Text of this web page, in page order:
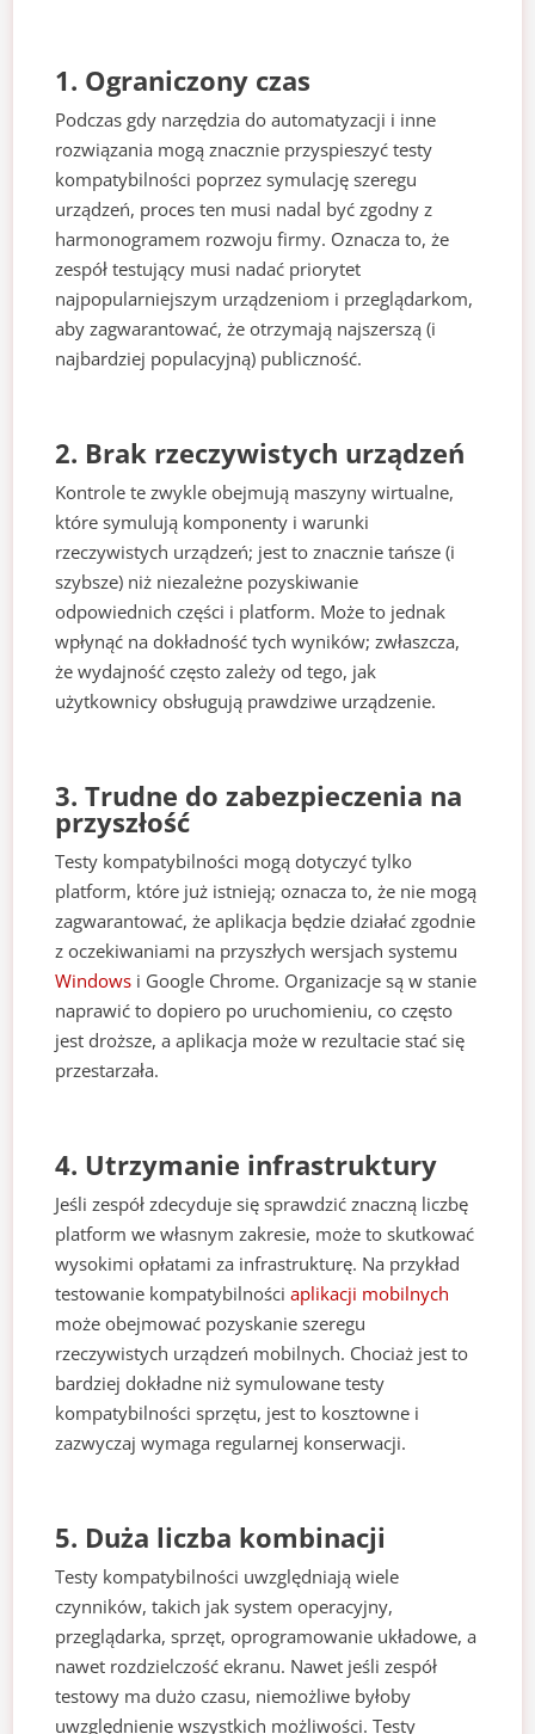
1. Ograniczony czas
Podczas gdy narzędzia do automatyzacji i inne
rozwiązania mogą znacznie przyspieszyć testy
kompatybilności poprzez symulację szeregu
urządzeń, proces ten musi nadal być zgodny z
harmonogramem rozwoju firmy. Oznacza to, że
zespół testujący musi nadać priorytet
najpopularniejszym urządzeniom i przeglądarkom,
aby zagwarantować, że otrzymają najszerszą (i
najbardziej populacyjną) publiczność.
2. Brak rzeczywistych urządzeń
Kontrole te zwykle obejmują maszyny wirtualne,
które symulują komponenty i warunki
rzeczywistych urządzeń; jest to znacznie tańsze (i
szybsze) niż niezależne pozyskiwanie
odpowiednich części i platform. Może to jednak
wpłynąć na dokładność tych wyników; zwłaszcza,
że wydajność często zależy od tego, jak
użytkownicy obsługują prawdziwe urządzenie.
3. Trudne do zabezpieczenia na
przyszłość
Testy kompatybilności mogą dotyczyć tylko
platform, które już istnieją; oznacza to, że nie mogą
zagwarantować, że aplikacja będzie działać zgodnie
z oczekiwaniami na przyszłych wersjach systemu
Windows i Google Chrome. Organizacje są w stanie
naprawić to dopiero po uruchomieniu, co często
jest droższe, a aplikacja może w rezultacie stać się
przestarzała.
4. Utrzymanie infrastruktury
Jeśli zespół zdecyduje się sprawdzić znaczną liczbę
platform we własnym zakresie, może to skutkować
wysokimi opłatami za infrastrukturę. Na przykład
testowanie kompatybilnościaplikacji mobilnych
może obejmować pozyskanie szeregu
rzeczywistych urządzeń mobilnych. Chociaż jest to
bardziej dokładne niż symulowane testy
kompatybilności sprzętu, jest to kosztowne i
zazwyczaj wymaga regularnej konserwacji.
5. Duża liczba kombinacji
Testy kompatybilności uwzględniają wiele
czynników, takich jak system operacyjny,
przeglądarka, sprzęt, oprogramowanie układowe, a
nawet rozdzielczość ekranu. Nawet jeśli zespół
testowy ma dużo czasu, niemożliwe byłoby
uwzględnienie wszystkich możliwości. Testy